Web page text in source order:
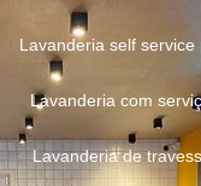
Lavanderia self
Lavanderia com
Lavanderia de